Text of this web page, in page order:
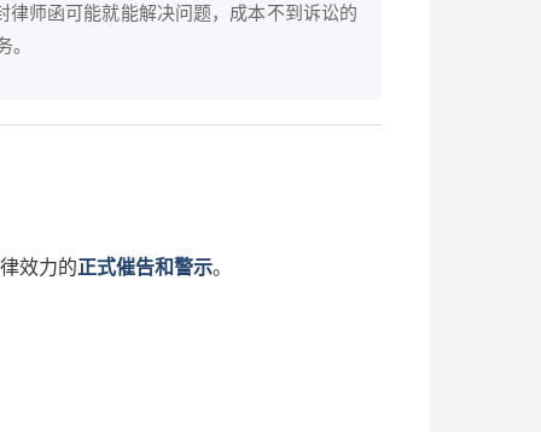
师函可能就能解决问题，成本不到诉讼的
效力的正式催告和警示。